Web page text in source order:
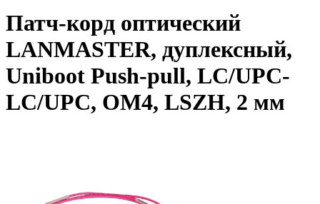
Патч-корд оптический
LANMASTER, дуплексный,
Uniboot Push-pull, LC/UPC-
LC/UPC, OM4, LSZH, 2 мм